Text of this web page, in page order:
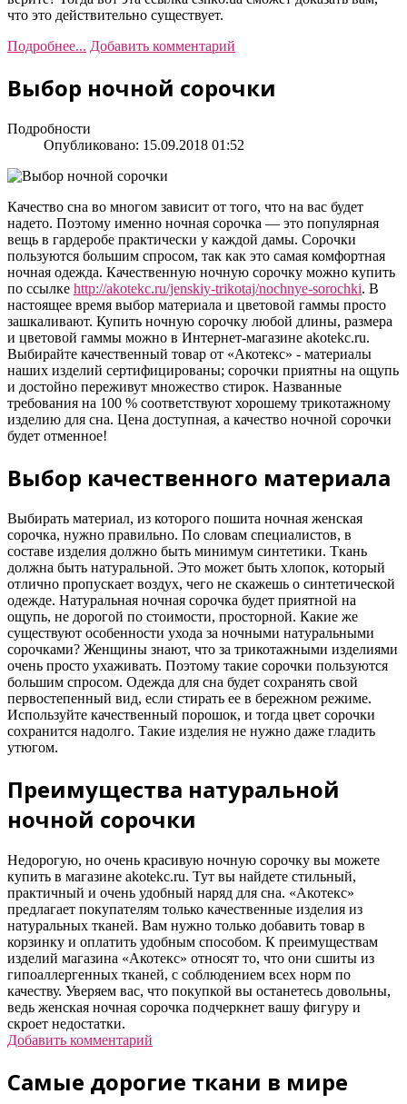
что это действительно существует.
Подробнее... Добавить комментарий
Выбор ночной сорочки
Подробности
Опубликовано: 15.09.2018 01:52
Качество сна во многом зависит от того, что на вас будет
надето. Поэтому именно ночная сорочка — это популярная
вещь в гардеробе практически у каждой дамы. Сорочки
пользуются большим спросом, так как это самая комфортная
ночная одежда. Качественную ночную сорочку можно купить
по ссылке http://akotekc.ru/jenskiy-trikotaj/nochnye-sorochki. В
настоящее время выбор материала и цветовой гаммы просто
зашкаливают. Купить ночную сорочку любой длины, размера
и цветовой гаммы можно в Интернет-магазине akotekc.ru.
Выбирайте качественный товар от «Акотекс» - материалы
наших изделий сертифицированы; сорочки приятны на ощупь
и достойно переживут множество стирок. Названные
требования на 100 % соответствуют хорошему трикотажному
изделию для сна. Цена доступная, а качество ночной сорочки
будет отменное!
Выбор качественного материала
Выбирать материал, из которого пошита ночная женская
сорочка, нужно правильно. По словам специалистов, в
составе изделия должно быть минимум синтетики. Ткань
должна быть натуральной. Это может быть хлопок, который
отлично пропускает воздух, чего не скажешь о синтетической
одежде. Натуральная ночная сорочка будет приятной на
ощупь, не дорогой по стоимости, просторной. Какие же
существуют особенности ухода за ночными натуральными
сорочками? Женщины знают, что за трикотажными изделиями
очень просто ухаживать. Поэтому такие сорочки пользуются
большим спросом. Одежда для сна будет сохранять свой
первостепенный вид, если стирать ее в бережном режиме.
Используйте качественный порошок, и тогда цвет сорочки
сохранится надолго. Такие изделия не нужно даже гладить
утюгом.
Преимущества натуральной
ночной сорочки
Недорогую, но очень красивую ночную сорочку вы можете
купить в магазине akotekc.ru. Тут вы найдете стильный,
практичный и очень удобный наряд для сна. «Акотекс»
предлагает покупателям только качественные изделия из
натуральных тканей. Вам нужно только добавить товар в
корзинку и оплатить удобным способом. К преимуществам
изделий магазина «Акотекс» относят то, что они сшиты из
гипоаллергенных тканей, с соблюдением всех норм по
качеству. Уверяем вас, что покупкой вы останетесь довольны,
ведь женская ночная сорочка подчеркнет вашу фигуру и
скроет недостатки.
Добавить комментарий
Самые дорогие ткани в мире